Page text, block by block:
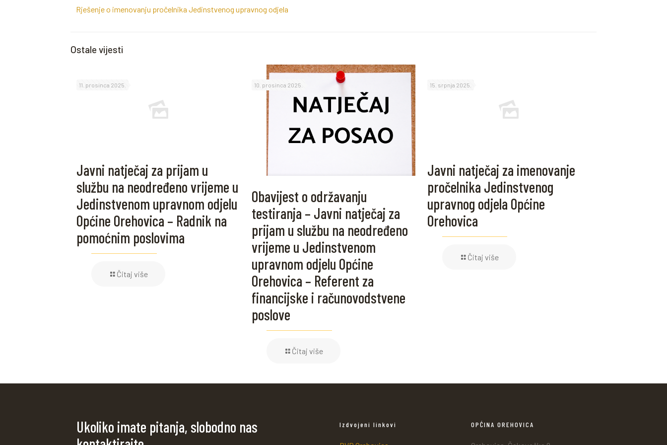
Rješenje o imenovanju pročelnika Jedinstvenog upravnog odjela
Ostale vijesti
11. prosinca 2025.
Javni natječaj za prijam u
službu na neodređeno vrijeme u
Jedinstvenom upravnom odjelu
Općine Orehovica – Radnik na
pomoćnim poslovima
Čitaj više
10. prosinca 2025.
Obavijest o održavanju
testiranja – Javni natječaj za
prijam u službu na neodređeno
vrijeme u Jedinstvenom
upravnom odjelu Općine
Orehovica – Referent za
financijske i računovodstvene
poslove
Čitaj više
15. srpnja 2025.
Javni natječaj za imenovanje
pročelnika Jedinstvenog
upravnog odjela Općine
Orehovica
Čitaj više
Ukoliko imate pitanja, slobodno nas
Izdvojeni linkovi OPĆINA OREHOVICA